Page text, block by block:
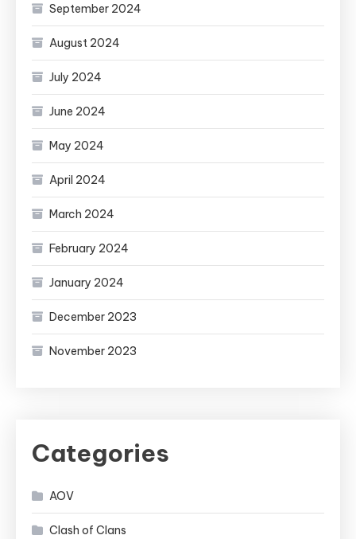
September 2024
August 2024
July 2024
June 2024
May 2024
April 2024
March 2024
February 2024
January 2024
December 2023
November 2023
Categories
AOV
Clash of Clans